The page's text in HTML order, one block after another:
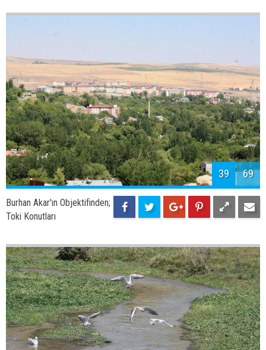
41 69
Burhan Akar'ın Objektifinden;
Adilcevaz
42 69